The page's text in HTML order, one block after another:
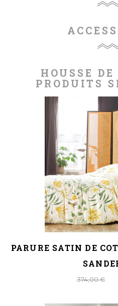
HOUSSE
PRODUITS
PARURE SATIN DE
374,00 €